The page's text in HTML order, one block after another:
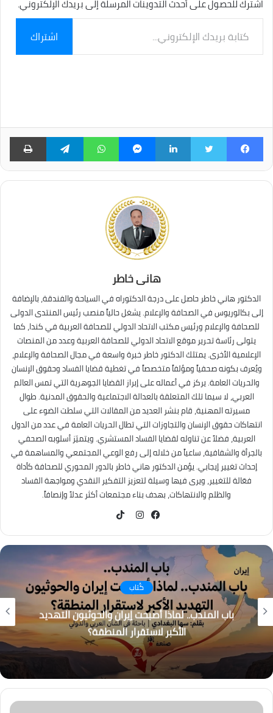
اشترك للحصول على أحدث التدوينات المرسلة إلى بريدك الإلكتروني.
بريدك
الإلكتروني...
اشتراك
فيسبوك لينكدإن ماسنجر واتساب تيلقرام
هانى خاطر
الدكتور هاني خاطر حاصل على درجة الدكتوراه في السياحة والفندقة، بالإضافة
إلى بكالوريوس في الصحافة والإعلام. يشغل حالياً منصب رئيس المنتدى الدولى
للصحافة والإعلام ورئيس مكتب الاتحاد الدولي للصحافة العربية في كندا، كما
يتولى رئاسة تحرير موقع الاتحاد الدولي للصحافة العربية وعدد من المنصات
الإعلامية الأخرى. يمتلك الدكتور خاطر خبرة واسعة في مجال الصحافة والإعلام،
ويُعرف بكونه صحفياً ومؤلفاً متخصصاً في تغطية قضايا الفساد وحقوق الإنسان
والحريات العامة. يركز في أعماله على إبراز القضايا الجوهرية التي تمس العالم
العربي، لا سيما تلك المتعلقة بالعدالة الاجتماعية والحقوق المدنية. طوال
مسيرته المهنية، قام بنشر العديد من المقالات التي سلطت الضوء على
انتهاكات حقوق الإنسان والتجاوزات التي تطال الحريات العامة في عدد من الدول
العربية، فضلاً عن تناوله لقضايا الفساد المستشري. ويتميّز أسلوبه الصحفي
بالجرأة والشفافية، ساعياً من خلاله إلى رفع الوعي المجتمعي والمساهمة في
إحداث تغيير إيجابي. يؤمن الدكتور هاني خاطر بالدور المحوري للصحافة كأداة
فعّالة للتغيير، ويرى فيها وسيلة لتعزيز التفكير النقدي ومواجهة الفساد
والظلم والانتهاكات، بهدف بناء مجتمعات أكثر عدلاً وإنصافاً.
كُتاب
باب المندب.. لماذا أصبحت إيران والحوثيون التهديد
الأكبر لاستقرار المنطقة؟